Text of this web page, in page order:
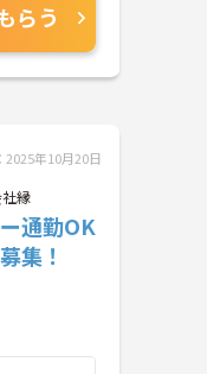
らう
2025年10月20日
縁
通勤OK
集！